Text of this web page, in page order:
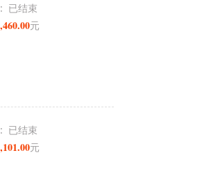
已结束
元
已结束
元